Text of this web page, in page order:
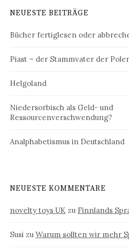
NEUESTE BEITRÄGE
Bücher fertiglesen oder
Piast – der Stammvater der
Helgoland
Niedersorbisch als Geld- und
Ressourcenverschwendung?
Analphabetismus in Deutschland
NEUESTE KOMMENTARE
novelty toys UK zu Finnlands
Susi zu Warum sollten wir mehr